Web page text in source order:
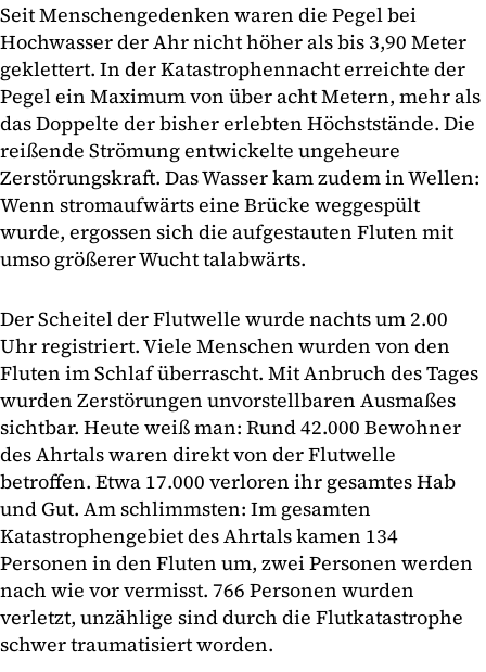
Seit Menschengedenken waren die Pegel bei
Hochwasser der Ahr nicht höher als bis 3,90 Meter
geklettert. In der Katastrophennacht erreichte der
Pegel ein Maximum von über acht Metern, mehr als
das Doppelte der bisher erlebten Höchststände. Die
reißende Strömung entwickelte ungeheure
Zerstörungskraft. Das Wasser kam zudem in Wellen:
Wenn stromaufwärts eine Brücke weggespült
wurde, ergossen sich die aufgestauten Fluten mit
umso größerer Wucht talabwärts.
Der Scheitel der Flutwelle wurde nachts um 2.00
Uhr registriert. Viele Menschen wurden von den
Fluten im Schlaf überrascht. Mit Anbruch des Tages
wurden Zerstörungen unvorstellbaren Ausmaßes
sichtbar. Heute weiß man: Rund 42.000 Bewohner
des Ahrtals waren direkt von der Flutwelle
betroffen. Etwa 17.000 verloren ihr gesamtes Hab
und Gut. Am schlimmsten: Im gesamten
Katastrophengebiet des Ahrtals kamen 134
Personen in den Fluten um, zwei Personen werden
nach wie vor vermisst. 766 Personen wurden
verletzt, unzählige sind durch die Flutkatastrophe
schwer traumatisiert worden.